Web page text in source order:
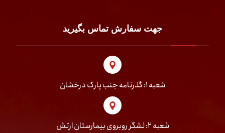
جهت سفارش تماس بگیرید
شعبه ۱: گذرنامه جنب پارک درخشان
شعبه ۲: لشگر روبروی بیمارستان ارتش